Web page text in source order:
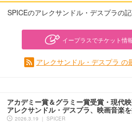
SPICEのアレクサンドル・デスプラの
イープラスでチケット情
アレクサンドル・デスプラ の
アカデミー賞＆グラミー賞受賞・現代
アレクサンドル・デスプラ、映画音楽
2026.3.19 ｜ SPICER